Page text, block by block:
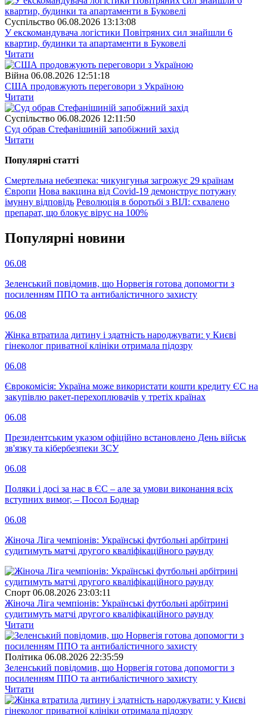
Суспiльство 06.08.2026 13:13:08
У екскомандувача логістики Повітряних сил знайшли 6
квартир, будинки та апартаменти в Буковелі
Читати
Війна 06.08.2026 12:51:18
США продовжують переговори з Україною
Читати
Суспiльство 06.08.2026 12:11:50
Суд обрав Стефанішиній запобіжний захід
Читати
Популярнi статтi
Смертельна небезпека: чикунгунья загрожує 29 країнам
Європи Нова вакцина від Covid-19 демонструє потужну
імунну відповідь Революція в боротьбі з ВІЛ: схвалено
препарат, що блокує вірус на 100%
Популярнi новини
06.08
Зеленський повідомив, що Норвегія готова допомогти з
посиленням ППО та антибалістичного захисту
06.08
Жінка втратила дитину і здатність народжувати: у Києві
гінеколог приватної клініки отримала підозру
06.08
Єврокомісія: Україна може використати кошти кредиту ЄС на
закупівлю ракет-перехоплювачів у третіх країнах
06.08
Президентським указом офіційно встановлено День військ
зв'язку та кібербезпеки ЗСУ
06.08
Поляки і досі за нас в ЄС – але за умови виконання всіх
вступних вимог, – Посол Боднар
06.08
Жіноча Ліга чемпіонів: Українські футбольні арбітрині
судитимуть матчі другого кваліфікаційного раунду
Спорт 06.08.2026 23:03:11
Жіноча Ліга чемпіонів: Українські футбольні арбітрині
судитимуть матчі другого кваліфікаційного раунду
Читати
Полiтика 06.08.2026 22:35:59
Зеленський повідомив, що Норвегія готова допомогти з
посиленням ППО та антибалістичного захисту
Читати